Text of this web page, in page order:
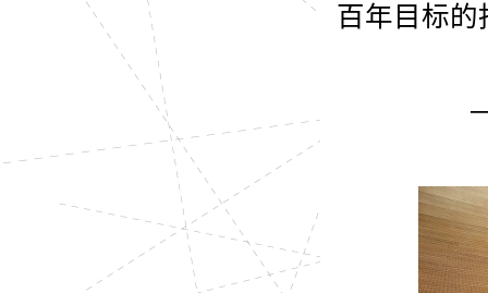
百年目标的